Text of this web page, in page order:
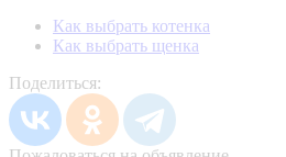
Как выбрать котенка
Как выбрать щенка
Поделиться: